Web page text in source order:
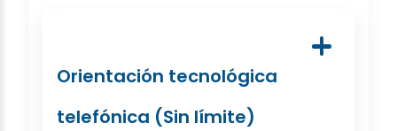
Orientación tecnológica
telefónica (Sin límite)